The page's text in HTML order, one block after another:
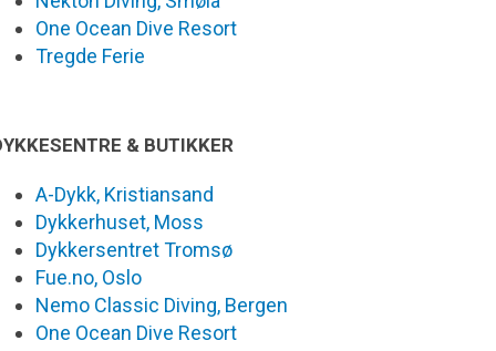
One Ocean Dive Resort
Tregde Ferie
& BUTIKKER
A-Dykk, Kristiansand
Dykkerhuset, Moss
Dykkersentret Tromsø
Fue.no, Oslo
Nemo Classic Diving, Bergen
One Ocean Dive Resort